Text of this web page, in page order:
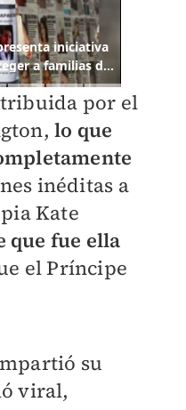
por el
lo que
inéditas a
Kate
que fue ella
el Príncipe
su
viral,